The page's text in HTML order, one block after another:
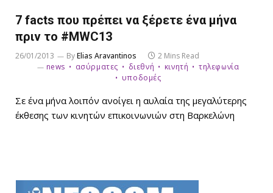
7 facts που πρέπει να ξέρετε ένα μήνα
πριν το #MWC13
26/01/2013 ByElias Aravantinos
2 Mins Read
news
ασύρματες διεθνή κινητή
τηλεφωνία
υποδομές
Σε ένα μήνα λοιπόν ανοίγει η αυλαία της μεγαλύτερης
έκθεσης των κινητών επικοινωνιών στη Βαρκελώνη